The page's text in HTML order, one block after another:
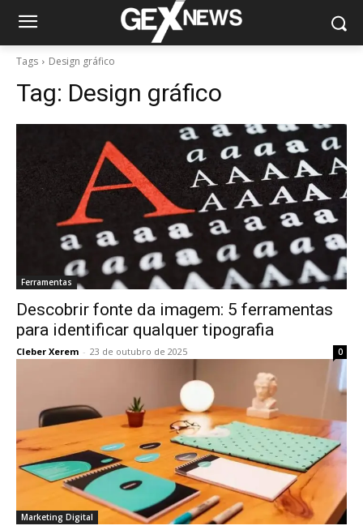
Tags Design gráfico
Tag: Design gráfico
Ferramentas
Descobrir fonte da imagem: 5 ferramentas
para identificar qualquer tipografia
Cleber Xerem - 23 de outubro de 2025 0
Marketing Digital